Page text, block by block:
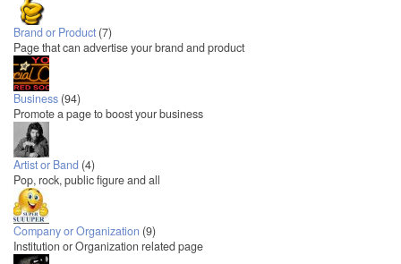
Brand or Product (7)
Page that can advertise your brand and product
Business (94)
Promote a page to boost your business
Artist or Band (4)
Pop, rock, public figure and all
Company or Organization (9)
Institution or Organization related page